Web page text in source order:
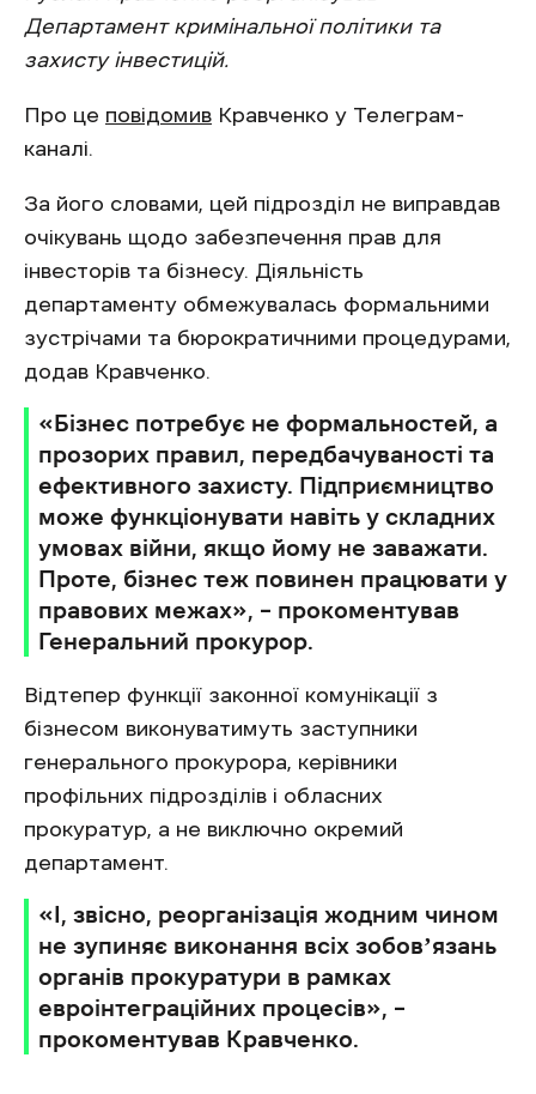
Департамент кримінальної політики та
захисту інвестицій.
Про це повідомив Кравченко у Телеграм-
каналі.
За його словами, цей підрозділ не виправдав
очікувань щодо забезпечення прав для
інвесторів та бізнесу. Діяльність
департаменту обмежувалась формальними
зустрічами та бюрократичними процедурами,
додав Кравченко.
«Бізнес потребує не формальностей, а
прозорих правил, передбачуваності та
ефективного захисту. Підприємництво
може функціонувати навіть у складних
умовах війни, якщо йому не заважати.
Проте, бізнес теж повинен працювати у
правових межах», – прокоментував
Генеральний прокурор.
Відтепер функції законної комунікації з
бізнесом виконуватимуть заступники
генерального прокурора, керівники
профільних підрозділів і обласних
прокуратур, а не виключно окремий
департамент.
«І, звісно, реорганізація жодним чином
не зупиняє виконання всіх зобовʼязань
органів прокуратури в рамках
евроінтеграційних процесів», –
прокоментував Кравченко.